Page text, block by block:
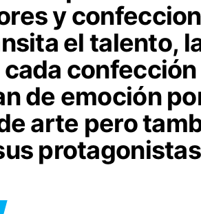
y
el talento,
de emoción
arte pero